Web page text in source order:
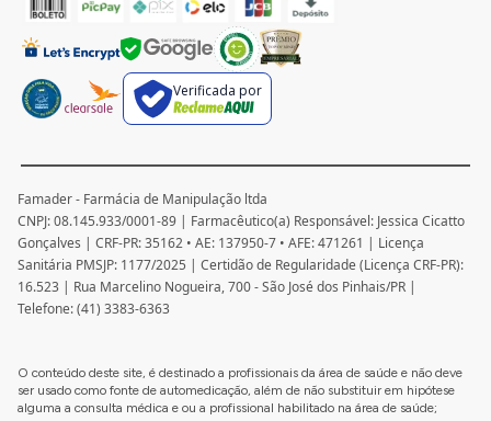
Verificada por
Famader - Farmácia de Manipulação ltda
CNPJ: 08.145.933/0001-89 | Farmacêutico(a) Responsável: Jessica Cicatto
Gonçalves | CRF-PR: 35162 • AE: 137950-7 • AFE: 471261 | Licença
Sanitária PMSJP: 1177/2025 | Certidão de Regularidade (Licença CRF-PR):
16.523 | Rua Marcelino Nogueira, 700 - São José dos Pinhais/PR |
Telefone: (41) 3383-6363
O conteúdo deste site, é destinado a profissionais da área de saúde e não deve
ser usado como fonte de automedicação, além de não substituir em hipótese
alguma a consulta médica e ou a profissional habilitado na área de saúde;